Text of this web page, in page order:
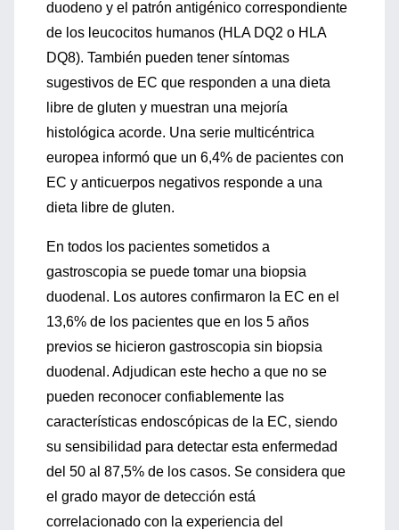
duodeno y el patrón antigénico correspondiente
de los leucocitos humanos (HLA DQ2 o HLA
DQ8). También pueden tener síntomas
sugestivos de EC que responden a una dieta
libre de gluten y muestran una mejoría
histológica acorde. Una serie multicéntrica
europea informó que un 6,4% de pacientes con
EC y anticuerpos negativos responde a una
dieta libre de gluten.
En todos los pacientes sometidos a
gastroscopia se puede tomar una biopsia
duodenal. Los autores confirmaron la EC en el
13,6% de los pacientes que en los 5 años
previos se hicieron gastroscopia sin biopsia
duodenal. Adjudican este hecho a que no se
pueden reconocer confiablemente las
características endoscópicas de la EC, siendo
su sensibilidad para detectar esta enfermedad
del 50 al 87,5% de los casos. Se considera que
el grado mayor de detección está
correlacionado con la experiencia del